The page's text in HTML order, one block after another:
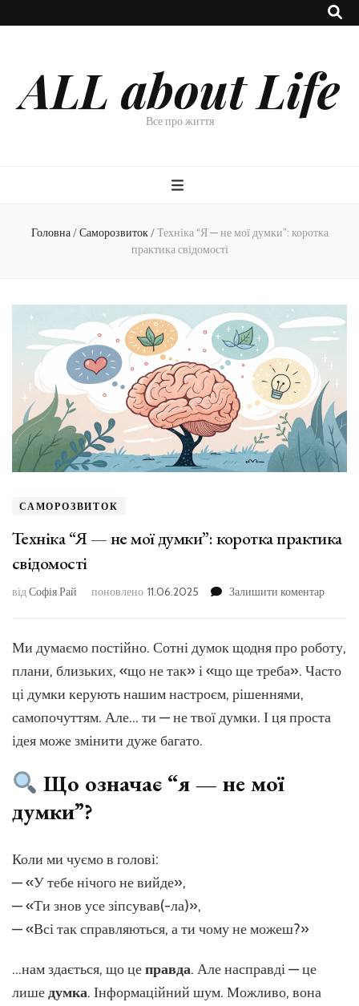
ALL about Life
Все про життя
Головна/Саморозвиток/Техніка “Я — не мої думки”: коротка
практика свідомості
САМОРОЗВИТОК
Техніка “Я — не мої думки”: коротка практика
свідомості
відСофія Рай поновлено 11.06.2025 Залишити коментардо
мої
Ми думаємо постійно. Сотні думок щодня про роботу,
плани, близьких, «що не так» і «що ще треба». Часто
ці думки керують нашим настроєм, рішеннями,
самопочуттям. Але… ти — не твої думки. І ця проста
ідея може змінити дуже багато.
Що означає “я — не мої
думки”?
Коли ми чуємо в голові:
— «У тебе нічого не вийде»,
— «Ти знов усе зіпсував(-ла)»,
— «Всі так справляються, а ти чому не можеш?»
…нам здається, що цеправда. Але насправді — це
лишедумка. Інформаційний шум. Можливо, вона